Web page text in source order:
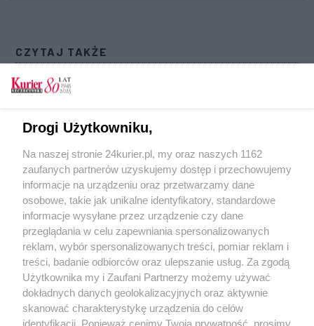
CZYTAJ TAKŻE
Policjanci i ich czworonożni partnerzy walczyli o
zwycięstwo
Stargard gotowy na gorące dni. Sprawdź, gdzie
znaleźć ochłodę
Lato z muzyką i filmami. Coolturalne Wakacje
wracają do Stargardu
POGODA
19℃
Zobacz prognozę na 3 dni
Drogi Użytkowniku,
Na naszej stronie 24kurier.pl, my oraz naszych 1162
zaufanych partnerów uzyskujemy dostęp i przechowujemy
informacje na urządzeniu oraz przetwarzamy dane
osobowe, takie jak unikalne identyfikatory, standardowe
informacje wysyłane przez urządzenie czy dane
przeglądania w celu zapewniania spersonalizowanych
reklam, wybór spersonalizowanych treści, pomiar reklam i
treści, badanie odbiorców oraz ulepszanie usług. Za zgodą
Użytkownika my i Zaufani Partnerzy możemy używać
dokładnych danych geolokalizacyjnych oraz aktywnie
skanować charakterystykę urządzenia do celów
identyfikacji. Ponieważ cenimy Twoją prywatność, prosimy